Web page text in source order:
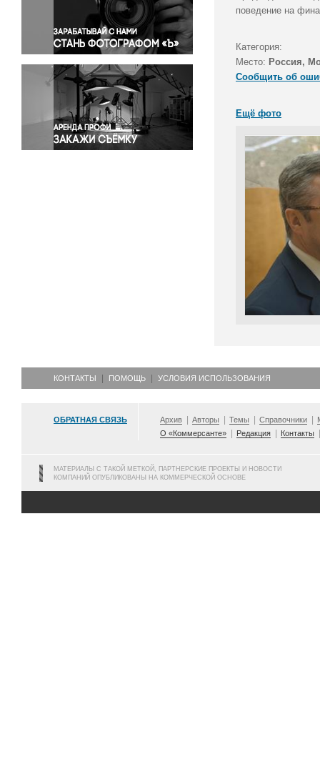
Правосудие
Происшествия и конфликты
Религия
Светская жизнь
Спорт
Экология
Экономика и бизнес
поведение на
Категория:
Место: Россия,
Сообщить об
Ещё фото
КОНТАКТЫ ПОМОЩЬ УСЛОВИЯ ИСПОЛЬЗОВАНИЯ
ОБРАТНАЯ СВЯЗЬ Архив Авторы Темы Справочники
О «Коммерсанте»
Редакция Контакты
МАТЕРИАЛЫ С ТАКОЙ МЕТКОЙ, ПАРТНЕРСКИЕ ПРОЕКТЫ И НОВОСТИ
КОМПАНИЙ ОПУБЛИКОВАНЫ НА КОММЕРЧЕСКОЙ ОСНОВЕ